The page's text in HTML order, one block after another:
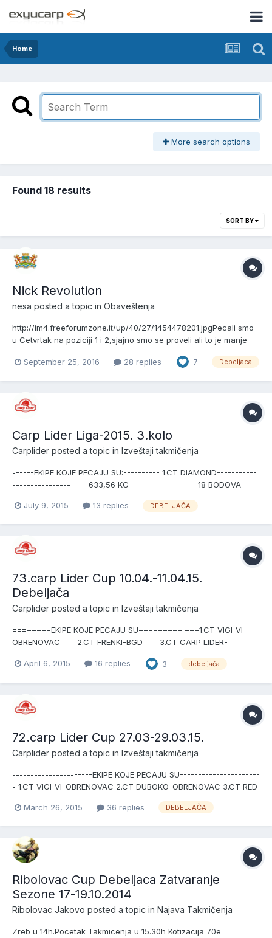
Home
More search options
Found 18 results
SORT BY
Nick Revolution
nesa posted a topic in Obaveštenja
http://im4.freeforumzone.it/up/40/27/1454478201.jpgPecali smo
u Cetvrtak na poziciji 1 i 2,sjajno smo se proveli ali to je manje
stvari pronasao sam plocicu na kojoj pise ime rod poda kao na
September 25, 2016 28 replies 7 Debeljaca
Carp Lider Liga-2015. 3.kolo
Carplider posted a topic in Izveštaji takmičenja
------EKIPE KOJE PECAJU SU:---------- 1.CT DIAMOND-----------
---------------------633,56 KG-------------------18 BODOVA
--------16 3.CT VK TAŠ-----------------------------------426,30
July 9, 2015 13 replies DEBELJAČA
73.carp Lider Cup 10.04.-11.04.15.
Debeljača
Carplider posted a topic in Izveštaji takmičenja
========EKIPE KOJE PECAJU SU========= ===1.CT VIGI-VI-
OBRENOVAC ===2.CT FRENKI-BGD ===3.CT CARP LIDER-
===6.CT PAŠTETA-BGD ===7.CT JAKOVO-JAKOVO ===8.CT AVI-
April 6, 2015 16 replies 3 debeljača
72.carp Lider Cup 27.03-29.03.15.
Carplider posted a topic in Izveštaji takmičenja
----------------------EKIPE KOJE PECAJU SU----------------------
- 1.CT VIGI-VI-OBRENOVAC 2.CT DUBOKO-OBRENOVAC 3.CT RED
VRŠAC 6.CT KONTRAŠI-VRŠAC 7.CT PAŠTETA-BGD 8.CT
March 26, 2015 36 replies DEBELJAČA
Ribolovac Cup Debeljaca Zatvaranje
Sezone 17-19.10.2014
Ribolovac Jakovo posted a topic in Najava Takmičenja
Zreb u 14h.Pocetak Takmicenja u 15.30h Kotizacija 70e